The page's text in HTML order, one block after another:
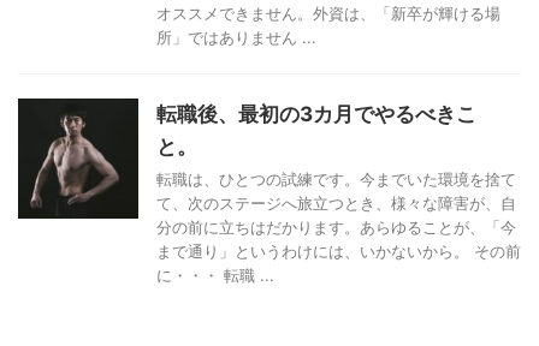
オススメできません。外資は、「新卒が輝ける場
所」ではありません ...
転職後、最初の3カ月でやるべきこ
と。
転職は、ひとつの試練です。今までいた環境を捨て
て、次のステージへ旅立つとき、様々な障害が、自
分の前に立ちはだかります。あらゆることが、「今
まで通り」というわけには、いかないから。 その前
に・・・ 転職 ...